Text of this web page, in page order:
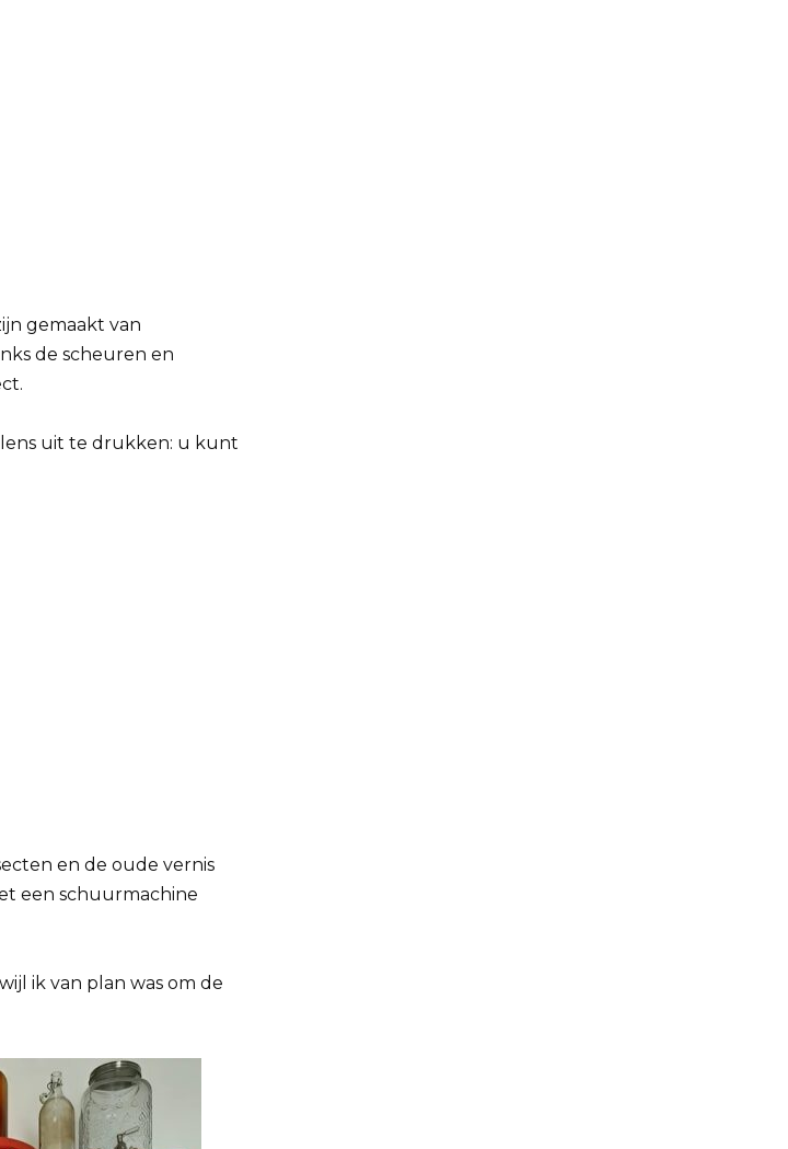
gemaakt van
de scheuren en
en de oude vernis
een schuurmachine
ik van plan was om de